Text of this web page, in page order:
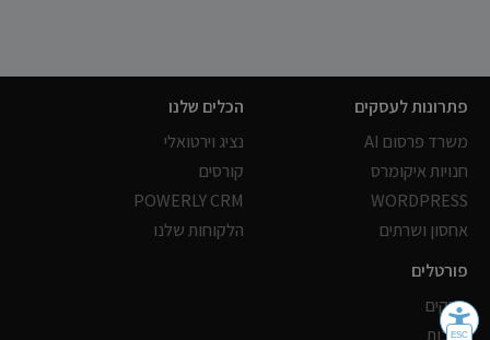
פתרונות לעסקים
משרד פרסום AI
חנויות איקומרס
WORDPRESS
אחסון ושרתים
הכלים שלנו
נציג וירטואלי
קורסים
POWERLY CRM
הלקוחות שלנו
פורטלים
עסקים
כתבות